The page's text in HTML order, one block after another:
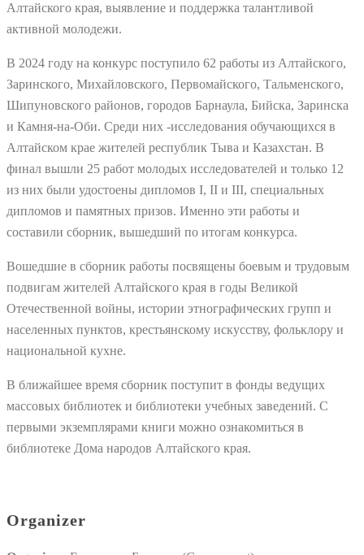
Алтайского края, выявление и поддержка талантливой
активной молодежи.
В 2024 году на конкурс поступило 62 работы из Алтайского,
Заринского, Михайловского, Первомайского, Тальменского,
Шипуновского районов, городов Барнаула, Бийска, Заринска
и Камня-на-Оби. Среди них -исследования обучающихся в
Алтайском крае жителей республик Тыва и Казахстан. В
финал вышли 25 работ молодых исследователей и только 12
из них были удостоены дипломов I, II и III, специальных
дипломов и памятных призов. Именно эти работы и
составили сборник, вышедший по итогам конкурса.
Вошедшие в сборник работы посвящены боевым и трудовым
подвигам жителей Алтайского края в годы Великой
Отечественной войны, истории этнографических групп и
населенных пунктов, крестьянскому искусству, фольклору и
национальной кухне.
В ближайшее время сборник поступит в фонды ведущих
массовых библиотек и библиотеки учебных заведений. С
первыми экземплярами книги можно ознакомиться в
библиотеке Дома народов Алтайского края.
Organizer